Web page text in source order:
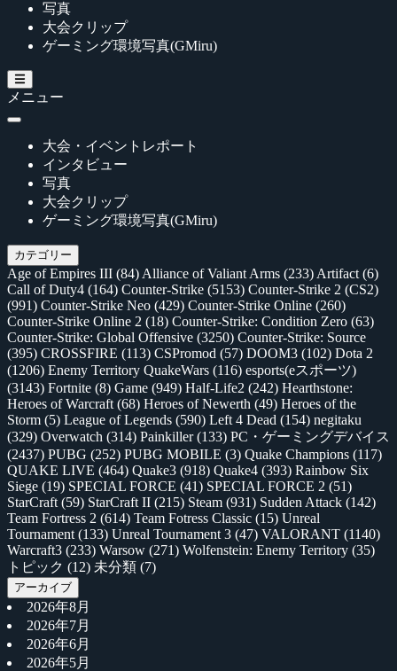
写真
大会クリップ
ゲーミング環境写真(GMiru)
メニュー
大会・イベントレポート
インタビュー
写真
大会クリップ
ゲーミング環境写真(GMiru)
カテゴリー
Age of Empires III (84) Alliance of Valiant Arms (233) Artifact (6)
Call of Duty4 (164) Counter-Strike (5153) Counter-Strike 2 (CS2)
(991) Counter-Strike Neo (429) Counter-Strike Online (260)
Counter-Strike Online 2 (18) Counter-Strike: Condition Zero (63)
Counter-Strike: Global Offensive (3250) Counter-Strike: Source
(395) CROSSFIRE (113) CSPromod (57) DOOM3 (102) Dota 2
(1206) Enemy Territory QuakeWars (116) esports(eスポーツ)
(3143) Fortnite (8) Game (949) Half-Life2 (242) Hearthstone:
Heroes of Warcraft (68) Heroes of Newerth (49) Heroes of the
Storm (5) League of Legends (590) Left 4 Dead (154) negitaku
(329) Overwatch (314) Painkiller(133) PC・ゲーミングデバイス
(2437) PUBG (252) PUBG MOBILE (3) Quake Champions (117)
QUAKE LIVE (464) Quake3 (918) Quake4 (393) Rainbow Six
Siege (19) SPECIAL FORCE (41) SPECIAL FORCE 2 (51)
StarCraft (59) StarCraft II (215) Steam (931) Sudden Attack (142)
Team Fortress 2 (614) Team Fotress Classic (15) Unreal
Tournament (133) Unreal Tournament 3 (47) VALORANT (1140)
Warcraft3 (233) Warsow (271) Wolfenstein: Enemy Territory (35)
トピック (12) 未分類 (7)
アーカイブ
2026年8月
2026年7月
2026年6月
2026年5月